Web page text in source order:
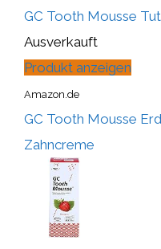
GC Tooth Mousse
Ausverkauft
Produkt anzeigen
Amazon.de
GC Tooth Mousse
Zahncreme